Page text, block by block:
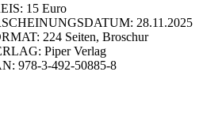
15 Euro
28.11.2025
224 Seiten, Broschur
Piper Verlag
978-3-492-50885-8